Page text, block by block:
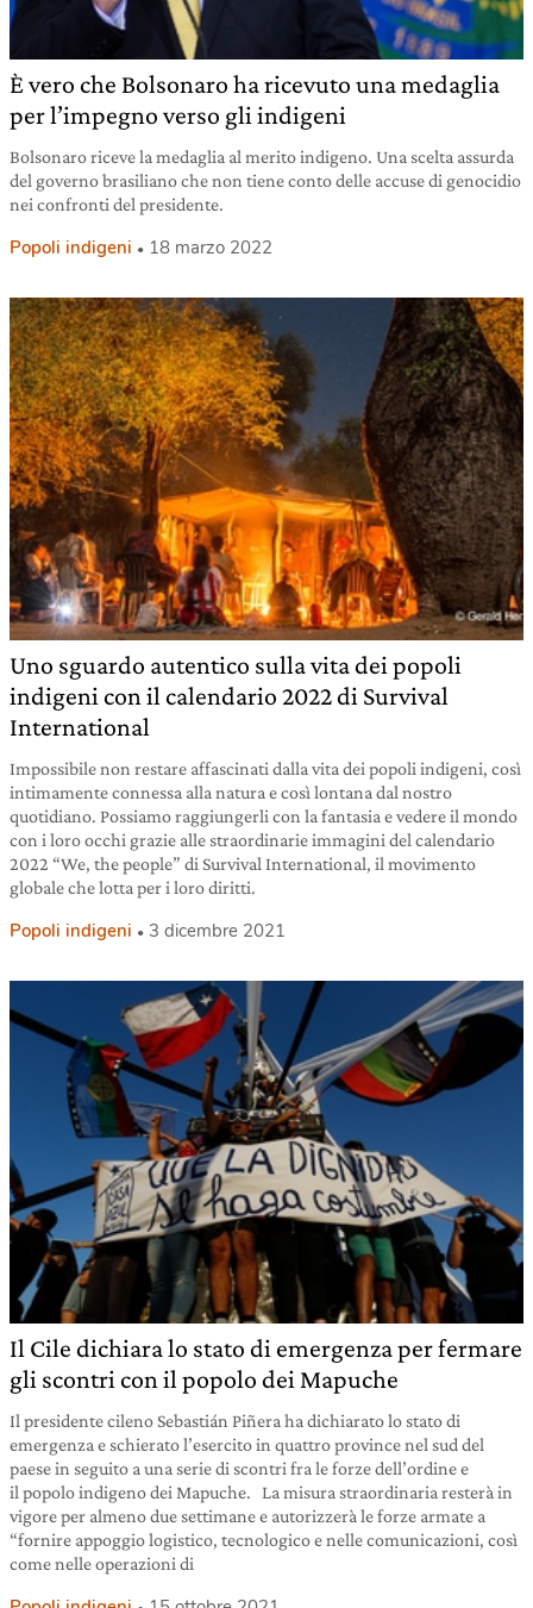
È vero che Bolsonaro ha ricevuto una medaglia
per l’impegno verso gli indigeni
Bolsonaro riceve la medaglia al merito indigeno. Una scelta assurda
del governo brasiliano che non tiene conto delle accuse di genocidio
nei confronti del presidente.
Popoli indigeni 18 marzo 2022
Uno sguardo autentico sulla vita dei popoli
indigeni con il calendario 2022 di Survival
International
Impossibile non restare affascinati dalla vita dei popoli indigeni, così
intimamente connessa alla natura e così lontana dal nostro
quotidiano. Possiamo raggiungerli con la fantasia e vedere il mondo
con i loro occhi grazie alle straordinarie immagini del calendario
2022 “We, the people” di Survival International, il movimento
globale che lotta per i loro diritti.
Popoli indigeni 3 dicembre 2021
Il Cile dichiara lo stato di emergenza per fermare
gli scontri con il popolo dei Mapuche
Il presidente cileno Sebastián Piñera ha dichiarato lo stato di
emergenza e schierato l’esercito in quattro province nel sud del
paese in seguito a una serie di scontri fra le forze dell’ordine e
il popolo indigeno dei Mapuche. La misura straordinaria resterà in
vigore per almeno due settimane e autorizzerà le forze armate a
“fornire appoggio logistico, tecnologico e nelle comunicazioni, così
come nelle operazioni di